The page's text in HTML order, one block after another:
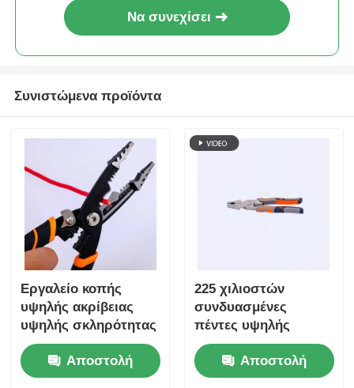
Να συνεχίσει
Συνιστώμενα προϊόντα
Εργαλείο κοπής
υψηλής ακρίβειας
υψηλής σκληρότητας
HRC62 -
Τεχνουργήματα
κοπής συρμάτων και
Αποστολή
225 χιλιοστών
συνδυασμένες
πέντες υψηλής
μοχλίας
Αποστολή